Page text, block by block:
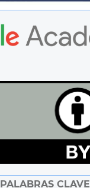
PALABRAS CLAVE